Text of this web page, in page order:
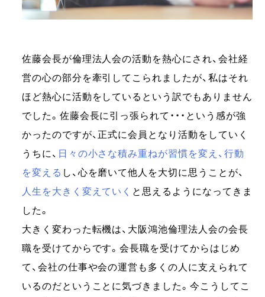
佐藤会長が倫理法人会の活動を熱心にされ、会社経
営の心の部分を牽引してこられましたが、私はそれ
ほど熱心に活動をしているという訳でもありません
でした。佐藤会長に引っ張られて・・・という感が強
かったのですが、正式に会員となり活動をしていく
うちに、 日々の小さな積み重ねが習慣を変え、行動
を変える し、心を磨いて他人を大切に思うことが、
人生を大きく変えていく と思えるようになってきま
した。
大きく変わった転機は、大阪鴻池倫理法人会の会長
職を受けてからです。会長職を受けてからはじめ
て、会社の仕事や会の運営も多くの人に支えられて
いるのだということに気づきました。今こうしてこ